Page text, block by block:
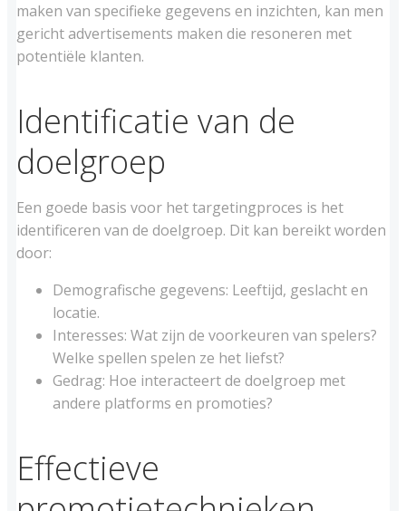
maken van specifieke gegevens en inzichten, kan men
gericht advertisements maken die resoneren met
potentiële klanten.
Identificatie van de
doelgroep
Een goede basis voor het targetingproces is het
identificeren van de doelgroep. Dit kan bereikt worden
door:
Demografische gegevens: Leeftijd, geslacht en
locatie.
Interesses: Wat zijn de voorkeuren van spelers?
Welke spellen spelen ze het liefst?
Gedrag: Hoe interacteert de doelgroep met
andere platforms en promoties?
Effectieve